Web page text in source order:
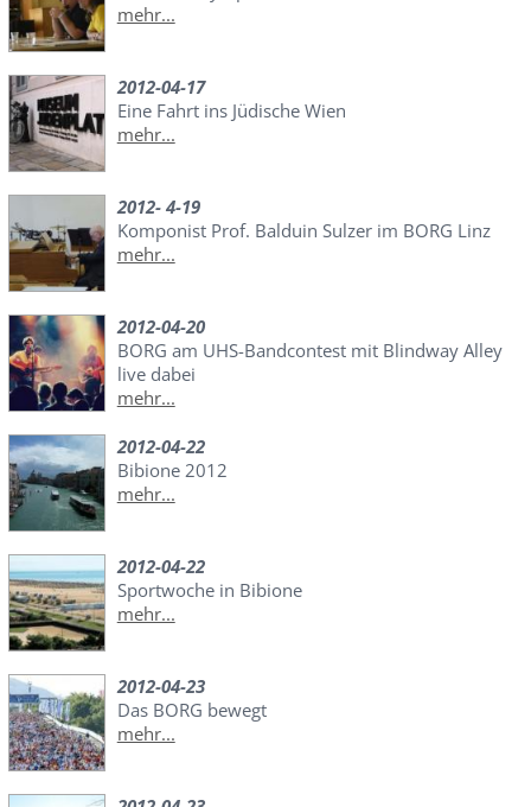
mehr...
2012-04-17
Eine Fahrt ins Jüdische Wien
mehr...
2012- 4-19
Komponist Prof. Balduin Sulzer im BORG Linz
mehr...
2012-04-20
BORG am UHS-Bandcontest mit Blindway Alley
live dabei
mehr...
2012-04-22
Bibione 2012
mehr...
2012-04-22
Sportwoche in Bibione
mehr...
2012-04-23
Das BORG bewegt
mehr...